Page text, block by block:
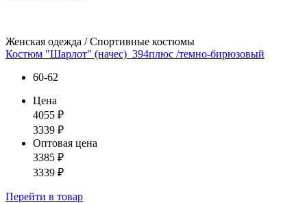
Женская одежда / Спортивные костюмы
Костюм "Шарлот" (начес)_394плюс /темно-бирюзовый
60-62
Цена
4055 ₽
3339 ₽
Оптовая цена
3385 ₽
3339 ₽
Перейти в товар